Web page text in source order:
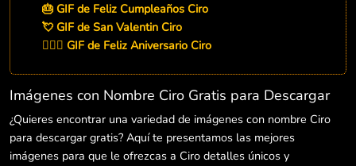
🎂 GIF de Feliz Cumpleaños Ciro
💘 GIF de San Valentin Ciro
👨‍❤️‍👨 GIF de Feliz Aniversario Ciro
Imágenes con Nombre Ciro Gratis para Descargar
¿Quieres encontrar una variedad de imágenes con nombre Ciro
para descargar gratis? Aquí te presentamos las mejores
imágenes para que le ofrezcas a Ciro detalles únicos y